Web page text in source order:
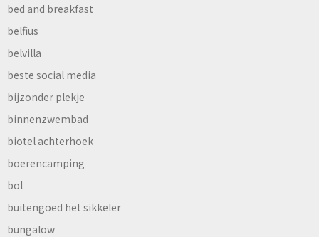
bed and breakfast
belfius
belvilla
beste social media
bijzonder plekje
binnenzwembad
biotel achterhoek
boerencamping
bol
buitengoed het sikkeler
bungalow